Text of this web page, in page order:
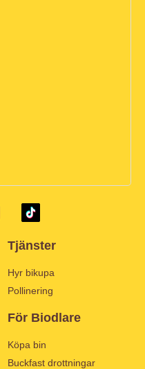
Tjänster
Hyr bikupa
Pollinering
För Biodlare
Köpa bin
Buckfast drottningar